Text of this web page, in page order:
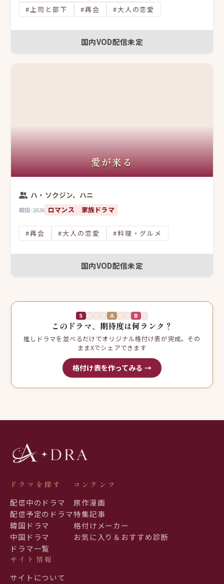
#上司と部下
#再会 #大人の恋愛
国内VOD配信未定
愛が来る
ハ・ソクジン、ハニ
韓国/2026 ロマンス 家族ドラマ
#再会 #大人の恋愛 #料理・グルメ
国内VOD配信未定
S A B
このドラマ、期待度は何ランク？
推しドラマを並べるだけでオリジナル格付け表が完成。その
ままXでシェアできます
格付け表を作ってみる →
ドラマを探す
配信中のドラマ
配信予定のドラマ
韓国ドラマ
中国ドラマ
ドラマ一覧
コンテンツ
原作漫画
特集記事
格付けメーカー
お気に入り＆おすすめ診断
サイト情報
サイトについて